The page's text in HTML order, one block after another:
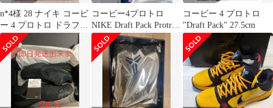
n*4様 28 ナイキ コービ
ー 4 プロトロ ドラフト
パック KOBE 4 コ
コービー4プロトロ
NIKE Draft Pack Protro
Kobe
コービー 4 プロトロ
"Draft Pack" 27.5cm